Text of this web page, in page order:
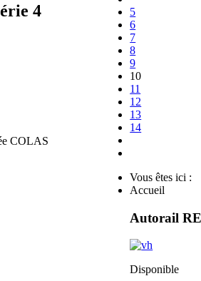
4
COLAS
5
6
7
8
9
10
11
12
13
14
Vous êtes ici :
Accueil
Autorail
Disponible